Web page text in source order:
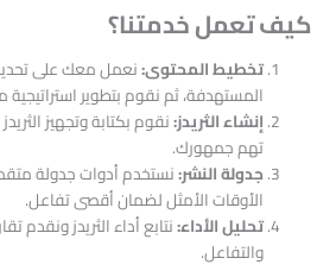
كيف تعمل خدمتنا؟
تخطيط المحتوى:نعمل معك على
المستهدفة، ثم نقوم بتطوير
إنشاء الثريدز:نقوم بكتابة وتجهيز
تهم جمهورك.
جدولة النشر:نستخدم أدوات جدولة
الأوقات الأمثل لضمان أقصى تفاعل.
تحليل الأداء:نتابع أداء الثريدز ونقدم
والتفاعل.